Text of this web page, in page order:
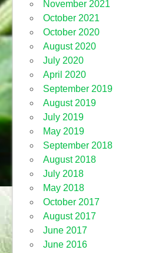
November 2021
October 2021
October 2020
August 2020
July 2020
April 2020
September 2019
August 2019
July 2019
May 2019
September 2018
August 2018
July 2018
May 2018
October 2017
August 2017
June 2017
June 2016